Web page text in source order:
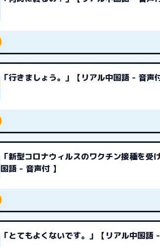
「行きましょう。」【リアル中国語 - 音声
「新型コロナウィルスのワクチン接種を受
国語 - 音声付 】
「とてもよくないです。」【リアル中国語 -